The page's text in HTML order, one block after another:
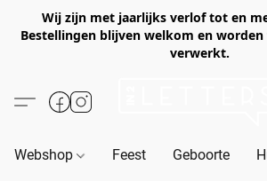
Wij zijn met jaarlijks verlof tot en
Bestellingen blijven welkom en worden
verwerkt.
Webshop Feest Geboorte